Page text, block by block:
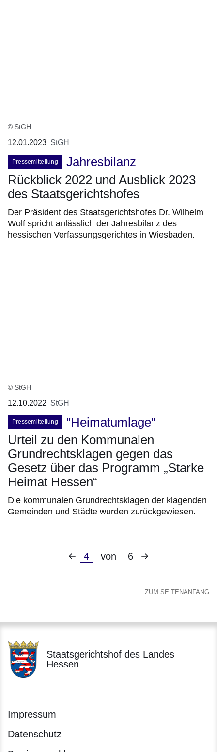
© StGH
12.01.2023 StGH
Pressemitteilung
Jahresbilanz
Rückblick 2022 und Ausblick 2023
des Staatsgerichtshofes
Der Präsident des Staatsgerichtshofes Dr. Wilhelm
Wolf spricht anlässlich der Jahresbilanz des
hessischen Verfassungsgerichtes in Wiesbaden.
© StGH
12.10.2022 StGH
Pressemitteilung
"Heimatumlage"
Urteil zu den Kommunalen
Grundrechtsklagen gegen das
Gesetz über das Programm „Starke
Heimat Hessen“
Die kommunalen Grundrechtsklagen der klagenden
Gemeinden und Städte wurden zurückgewiesen.
Vorherige
Aktuelle
4 von 6
Nächste
ZUM SEITENANFANG
Staatsgerichtshof des Landes
Hessen
Impressum
Datenschutz